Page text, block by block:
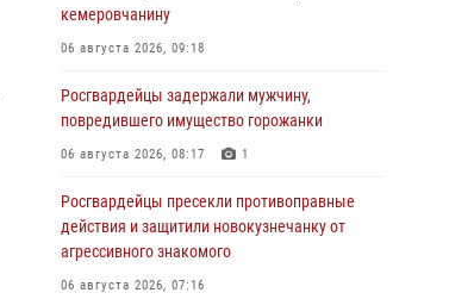
кемеровчанину
06 августа 2026, 09:18
Росгвардейцы задержали мужчину,
повредившего имущество горожанки
06 августа 2026, 08:17 1
Росгвардейцы пресекли противоправные
действия и защитили новокузнечанку от
агрессивного знакомого
06 августа 2026, 07:16